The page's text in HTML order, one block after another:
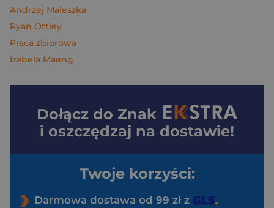
Andrzej Maleszka
Ryan Ottley
Praca zbiorowa
Izabela Maeng
Dołącz do Znak
i oszczędzaj na dostawie!
Twoje korzyści:
Darmowa dostawa od 99 zł z